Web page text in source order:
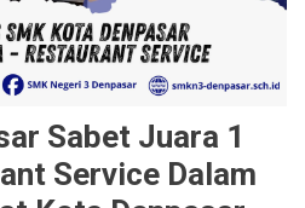
Sabet Juara 1
Service Dalam